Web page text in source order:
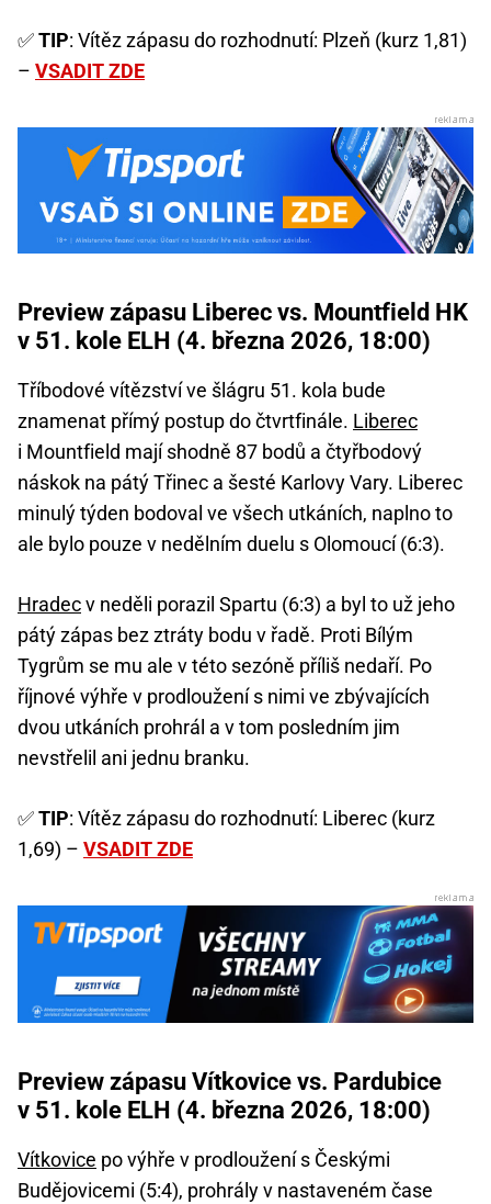
✅TIP: Vítěz zápasu do rozhodnutí: Plzeň (kurz 1,81)
– VSADIT ZDE
Preview zápasu Liberec vs. Mountfield HK
v 51. kole ELH (4. března 2026, 18:00)
Tříbodové vítězství ve šlágru 51. kola bude
znamenat přímý postup do čtvrtfinále. Liberec
i Mountfield mají shodně 87 bodů a čtyřbodový
náskok na pátý Třinec a šesté Karlovy Vary. Liberec
minulý týden bodoval ve všech utkáních, naplno to
ale bylo pouze v nedělním duelu s Olomoucí (6:3).
Hradecv neděli porazil Spartu (6:3) a byl to už jeho
pátý zápas bez ztráty bodu v řadě. Proti Bílým
Tygrům se mu ale v této sezóně příliš nedaří. Po
říjnové výhře v prodloužení s nimi ve zbývajících
dvou utkáních prohrál a v tom posledním jim
nevstřelil ani jednu branku.
✅TIP: Vítěz zápasu do rozhodnutí: Liberec (kurz
1,69) – VSADIT ZDE
Preview zápasu Vítkovice vs. Pardubice
v 51. kole ELH (4. března 2026, 18:00)
Vítkovice po výhře v prodloužení s Českými
Budějovicemi (5:4), prohrály v nastaveném čase